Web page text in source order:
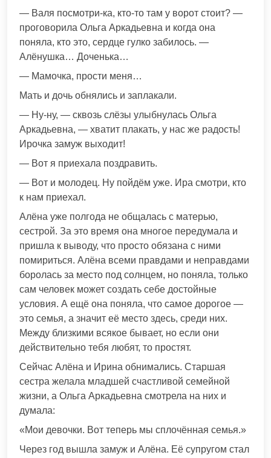
— Валя посмотри-ка, кто-то там у ворот стоит? —
проговорила Ольга Аркадьевна и когда она
поняла, кто это, сердце гулко забилось. —
Алёнушка… Доченька…
— Мамочка, прости меня…
Мать и дочь обнялись и заплакали.
— Ну-ну, — сквозь слёзы улыбнулась Ольга
Аркадьевна, — хватит плакать, у нас же радость!
Ирочка замуж выходит!
— Вот я приехала поздравить.
— Вот и молодец. Ну пойдём уже. Ира смотри, кто
к нам приехал.
Алёна уже полгода не общалась с матерью,
сестрой. За это время она многое передумала и
пришла к выводу, что просто обязана с ними
помириться. Алёна всеми правдами и неправдами
боролась за место под солнцем, но поняла, только
сам человек может создать себе достойные
условия. А ещё она поняла, что самое дорогое —
это семья, а значит её место здесь, среди них.
Между близкими всякое бывает, но если они
действительно тебя любят, то простят.
Сейчас Алёна и Ирина обнимались. Старшая
сестра желала младшей счастливой семейной
жизни, а Ольга Аркадьевна смотрела на них и
думала:
«Мои девочки. Вот теперь мы сплочённая семья.»
Через год вышла замуж и Алёна. Её супругом стал